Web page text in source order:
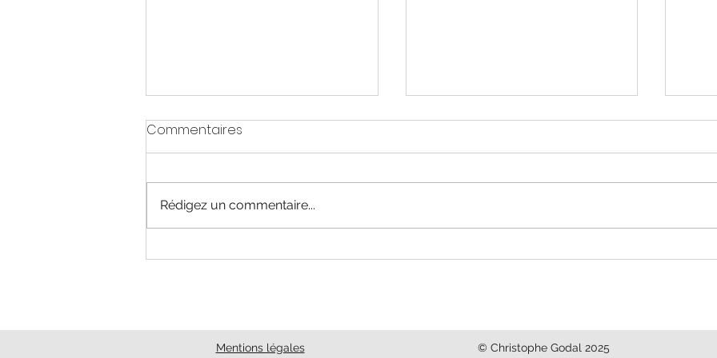
Mieux se connaître et
Les clés d'une coopération
Commentaires
Rédigez un commentaire...
Mentions légales © Christophe Godal 2025